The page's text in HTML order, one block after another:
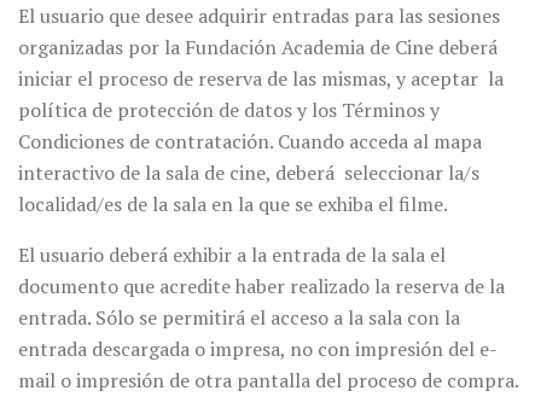
El usuario que desee adquirir entradas para las sesiones
organizadas por la Fundación Academia de Cine deberá
iniciar el proceso de reserva de las mismas, y aceptar la
política de protección de datos y los Términos y
Condiciones de contratación. Cuando acceda al mapa
interactivo de la sala de cine, deberá seleccionar la/s
localidad/es de la sala en la que se exhiba el filme.
El usuario deberá exhibir a la entrada de la sala el
documento que acredite haber realizado la reserva de la
entrada. Sólo se permitirá el acceso a la sala con la
entrada descargada o impresa, no con impresión del e-
mail o impresión de otra pantalla del proceso de compra.